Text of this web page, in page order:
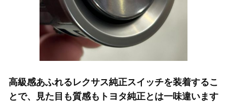
高級感あふれるレクサス純正スイッチを装着するこ
とで、見た目も質感もトヨタ純正とは一味違います